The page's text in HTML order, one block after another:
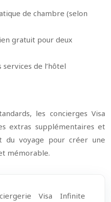
de chambre (selon
gratuit pour deux
de l’hôtel
les concierges Visa
extras supplémentaires et
du voyage pour créer une
mémorable.
Visa Infinite